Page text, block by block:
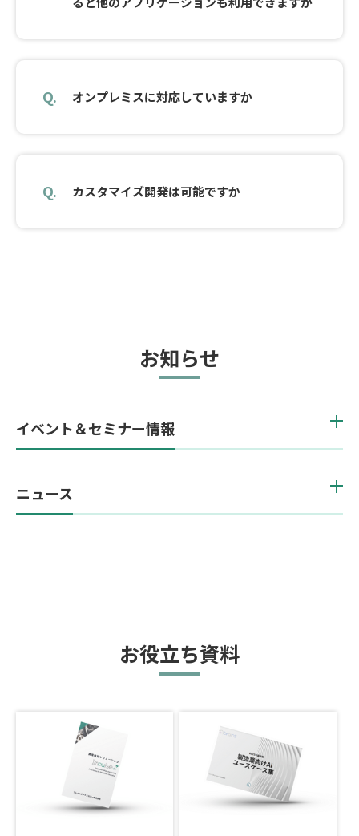
オンプレミスに対応していますか
カスタマイズ開発は可能ですか
お知らせ
イベント＆セミナー情報
ニュース
お役立ち資料